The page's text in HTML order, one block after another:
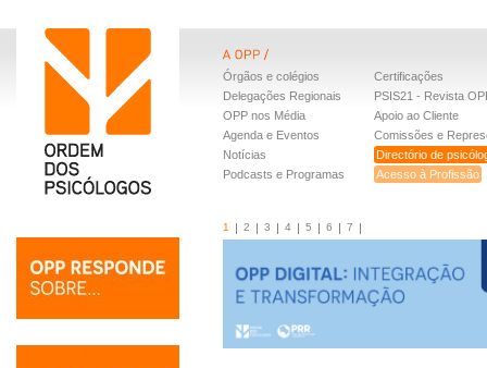
Órgãos e colégios
Delegações Regionais
OPP nos Média
Agenda e Eventos
Notícias
Podcasts e Programas
Certificações
PSIS21 - Revista
Apoio ao Cliente
Comissões e
Directório de
Acesso à Profissão
1 2 3 4 5 6 7